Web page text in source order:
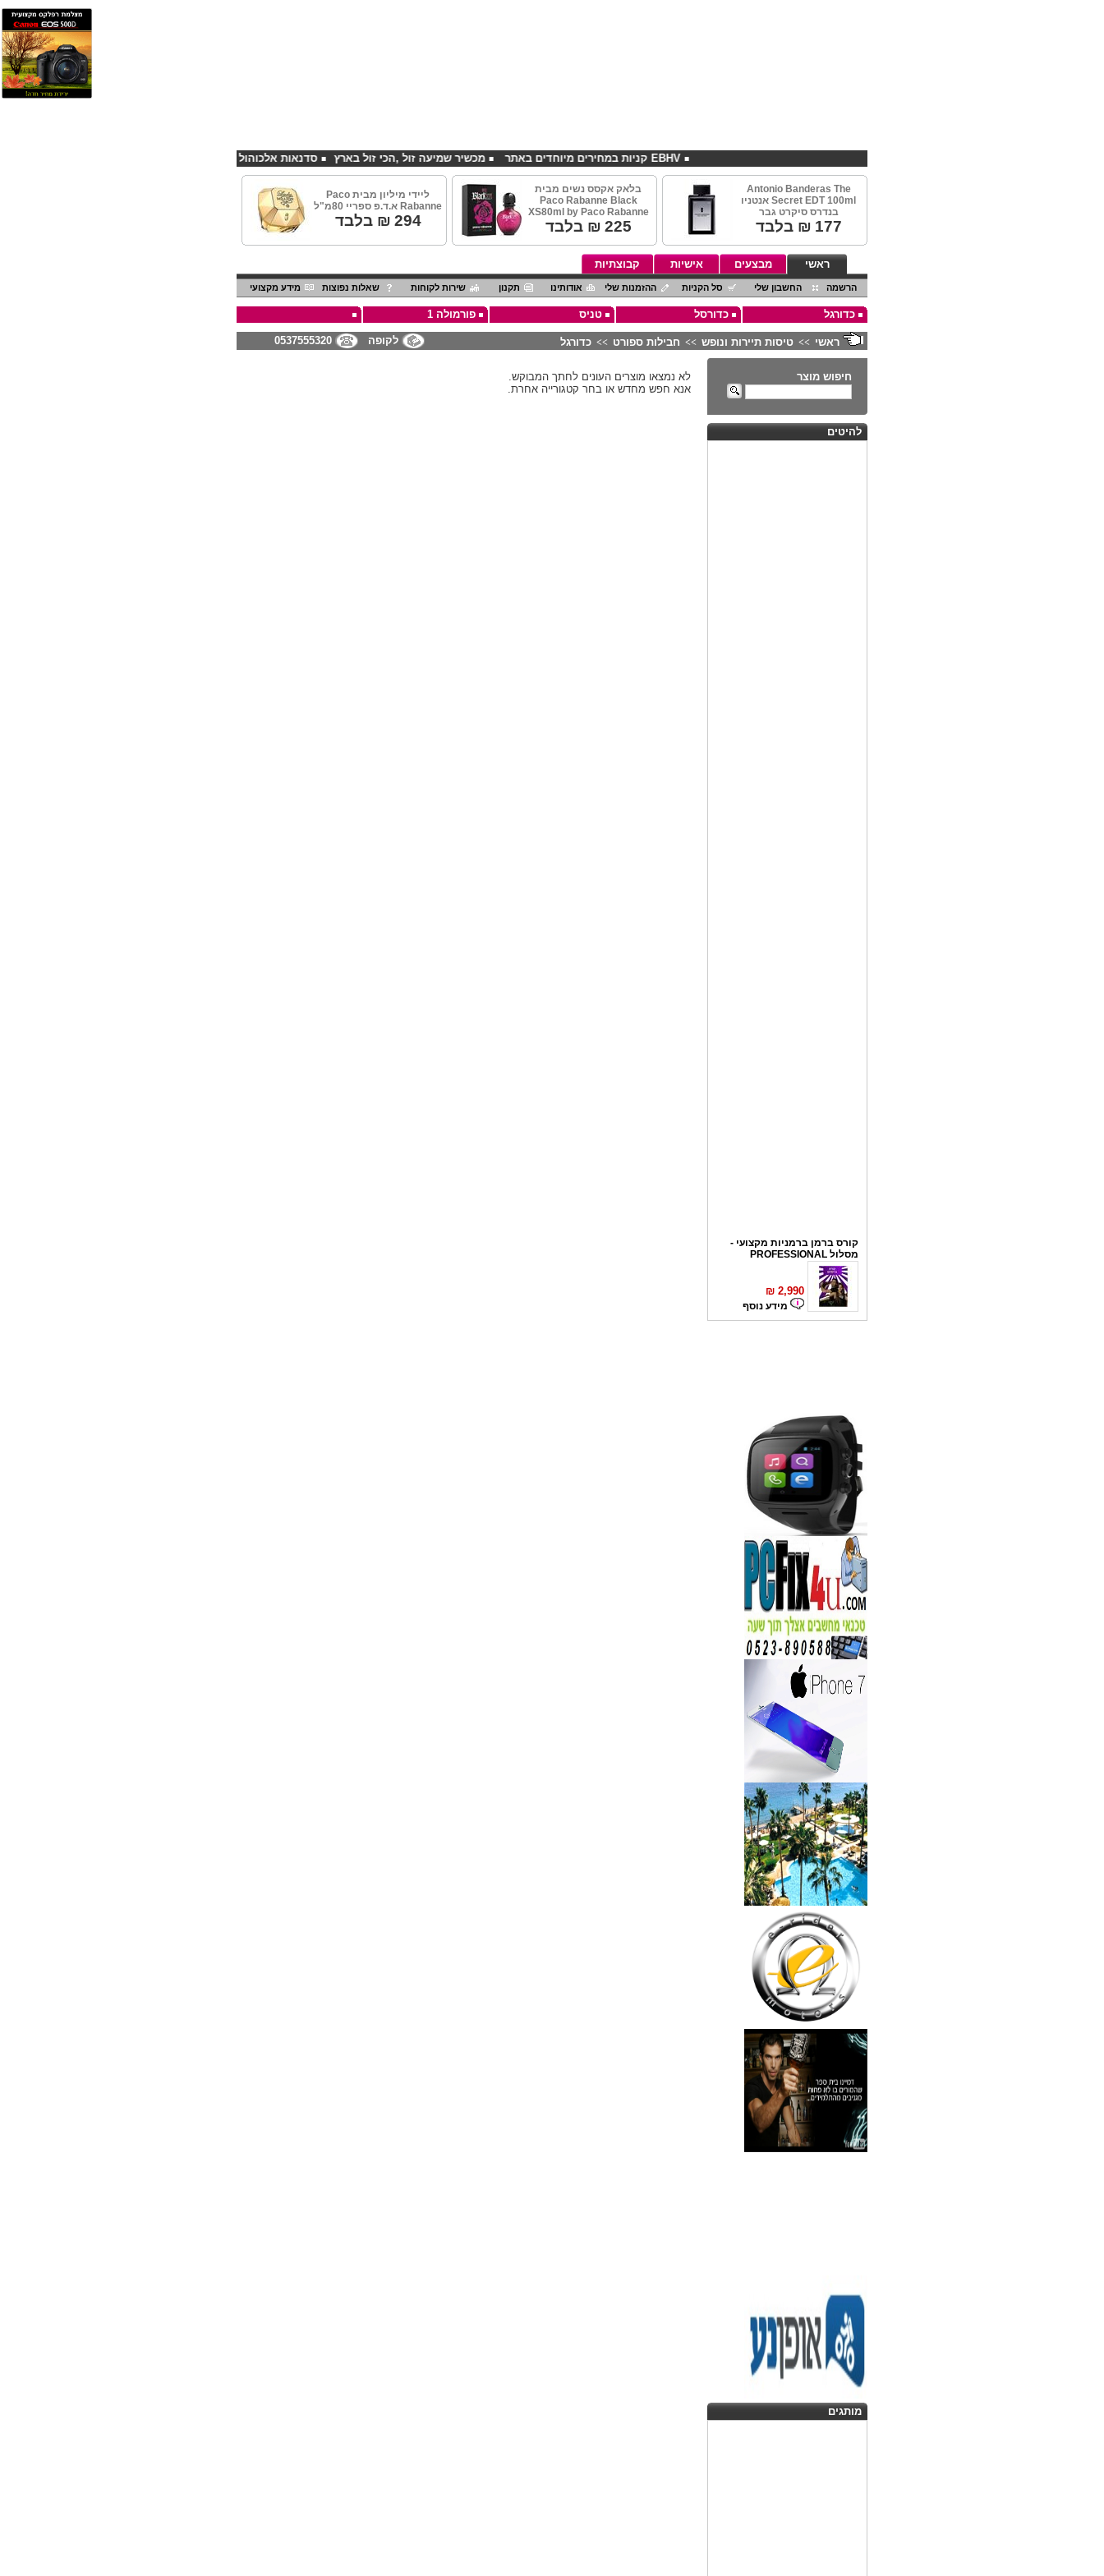
סדנאות אלכוהול - ערב גיבוש לחברות מכשיר שמיעה זול ,הכי זול בארץ EBHV קניות במחירים מיוחדים באתר
Antonio Banderas The
Secret EDT 100ml אנטניו
בנדרס סיקרט גבר
177 ₪ בלבד
בלאק אקסס נשים מבית
Paco Rabanne Black
XS80ml by Paco Rabanne
225 ₪ בלבד
ליידי מיליון מבית Paco
Rabanne א.ד.פ ספריי 80מ"ל
294 ₪ בלבד
ראשי מבצעים אישיות קבוצתיות
הרשמה החשבון שלי סל הקניות ההזמנות שלי אודותינו תקנון שירות לקוחות שאלות נפוצות מידע מקצועי
כדורגל כדורסל טניס פורמולה 1
ראשי >> טיסות תיירות ונופש >> חבילות ספורט >> כדורגל לקופה 0537555320
חיפוש מוצר
להיטים
מסלול PROFESSIONAL
2,990
מידע נוסף
לחברות
150
₪
מידע נוסף
נגן DVD קורא DIVX עם USB
מבית PIONEER
החל מ- 349 ₪
מידע נוסף
מברשות איפור מיקצועי למאפרים
349
₪
מידע נוסף
מעגל ריסים חשמלי
40
₪
מידע נוסף
מצלמות אינפרא
499
₪
מידע נוסף
18 מברשות למאפרים + נרתיק
ג'מס אדום מעור
720
₪
מידע נוסף
פינצטה לד מאירה
30
₪
מידע נוסף
איסי מיאקי לגבר L'eau D'issey
Pour Homme125ML by I
285
₪
מידע נוסף
מותגים
לא נמצאו מוצרים העונים לחתך המבוקש.
אנא חפש מחדש או בחר קטגורייה אחרת.